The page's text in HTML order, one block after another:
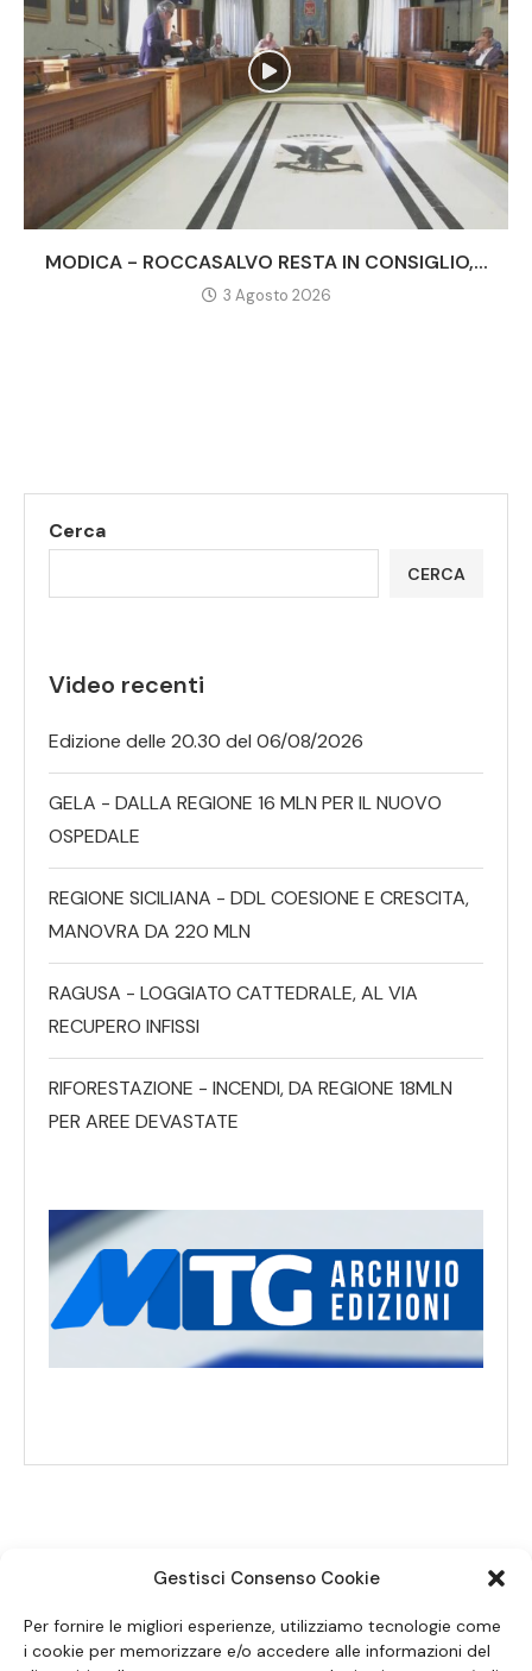
Gestisci Consenso Cookie
Per fornire le migliori esperienze, utilizziamo tecnologie come
i cookie per memorizzare e/o accedere alle informazioni del
MODICA - ROCCASALVO RESTA IN CONSIGLIO,...
3 Agosto 2026
Cerca
CERCA
Video recenti
Edizione delle 20.30 del 06/08/2026
GELA - DALLA REGIONE 16 MLN PER IL NUOVO
OSPEDALE
REGIONE SICILIANA - DDL COESIONE E CRESCITA,
MANOVRA DA 220 MLN
RAGUSA - LOGGIATO CATTEDRALE, AL VIA
RECUPERO INFISSI
RIFORESTAZIONE - INCENDI, DA REGIONE 18MLN
PER AREE DEVASTATE
SEGUICI SUI SOCIAL